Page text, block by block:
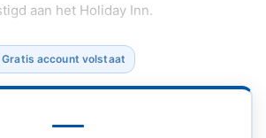
aan het Holiday Inn.
Gratis account volstaat